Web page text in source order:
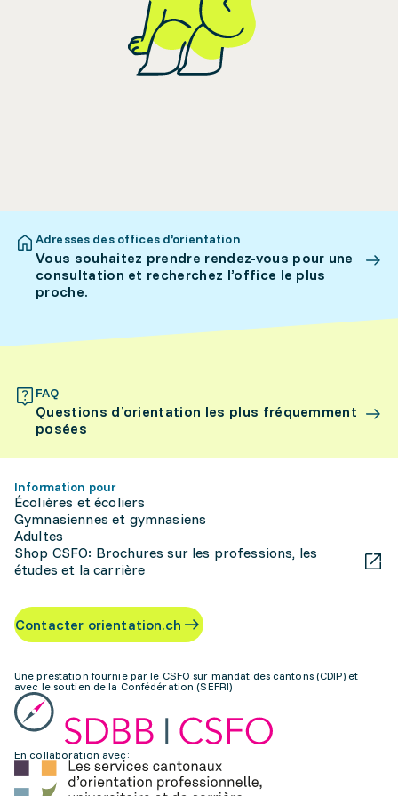
Adresses des offices d’orientation
Vous souhaitez prendre rendez-vous pour une
consultation et recherchez l’office le plus
proche.
FAQ
Questions d’orientation les plus fréquemment
posées
Information pour
Écolières et écoliers
Gymnasiennes et gymnasiens
Adultes
Shop CSFO: Brochures sur les professions, les
études et la carrière
Contacter orientation.ch
Une prestation fournie par le CSFO sur mandat des cantons (CDIP) et
avec le soutien de la Confédération (SEFRI)
En collaboration avec: